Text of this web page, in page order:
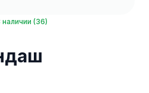
наличии (36)